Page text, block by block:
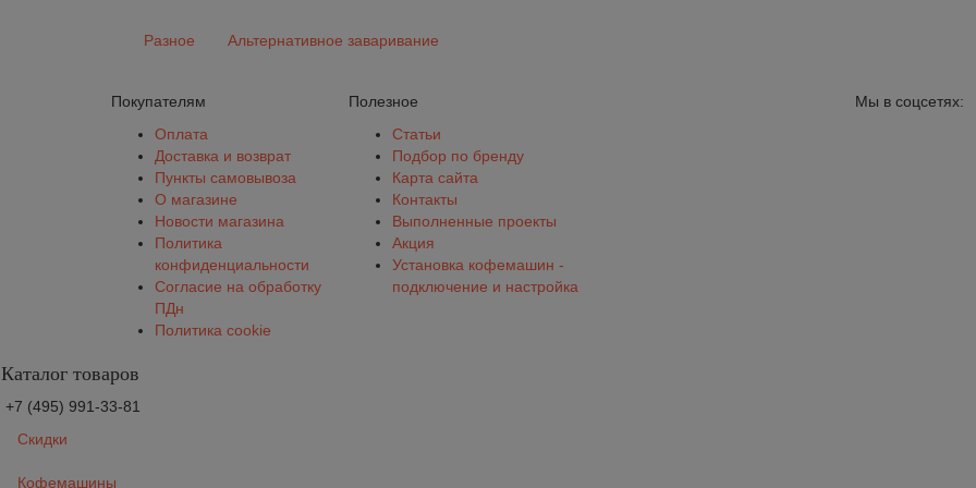
Разное Альтернативное заваривание
Покупателям
Оплата
Доставка и возврат
Пункты самовывоза
О магазине
Новости магазина
Политика
конфиденциальности
Согласие на обработку
ПДн
Политика cookie
Полезное
Статьи
Подбор по бренду
Карта сайта
Контакты
Выполненные проекты
Акция
Установка кофемашин -
подключение и настройка
Мы в соцсетях:
Каталог товаров
+7 (495) 991-33-81
Скидки
Кофемашины